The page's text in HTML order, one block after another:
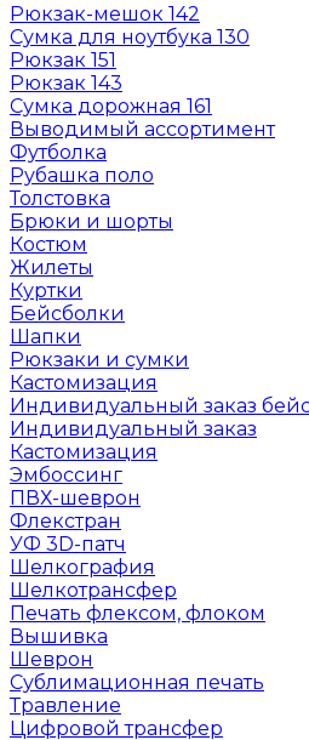
Рюкзак-мешок 142
Сумка для ноутбука 130
Рюкзак 151
Рюкзак 143
Сумка дорожная 161
Выводимый ассортимент
Футболка
Рубашка поло
Толстовка
Брюки и шорты
Костюм
Жилеты
Куртки
Бейсболки
Шапки
Рюкзаки и сумки
Кастомизация
Индивидуальный заказ
Индивидуальный заказ
Кастомизация
Эмбоссинг
ПВХ-шеврон
Флекстран
УФ 3D-патч
Шелкография
Шелкотрансфер
Печать флексом, флоком
Вышивка
Шеврон
Сублимационная печать
Травление
Цифровой трансфер